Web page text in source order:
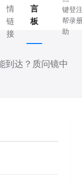
情
链
接
言
板
键
帮
助
登
录
到达？质问镜中